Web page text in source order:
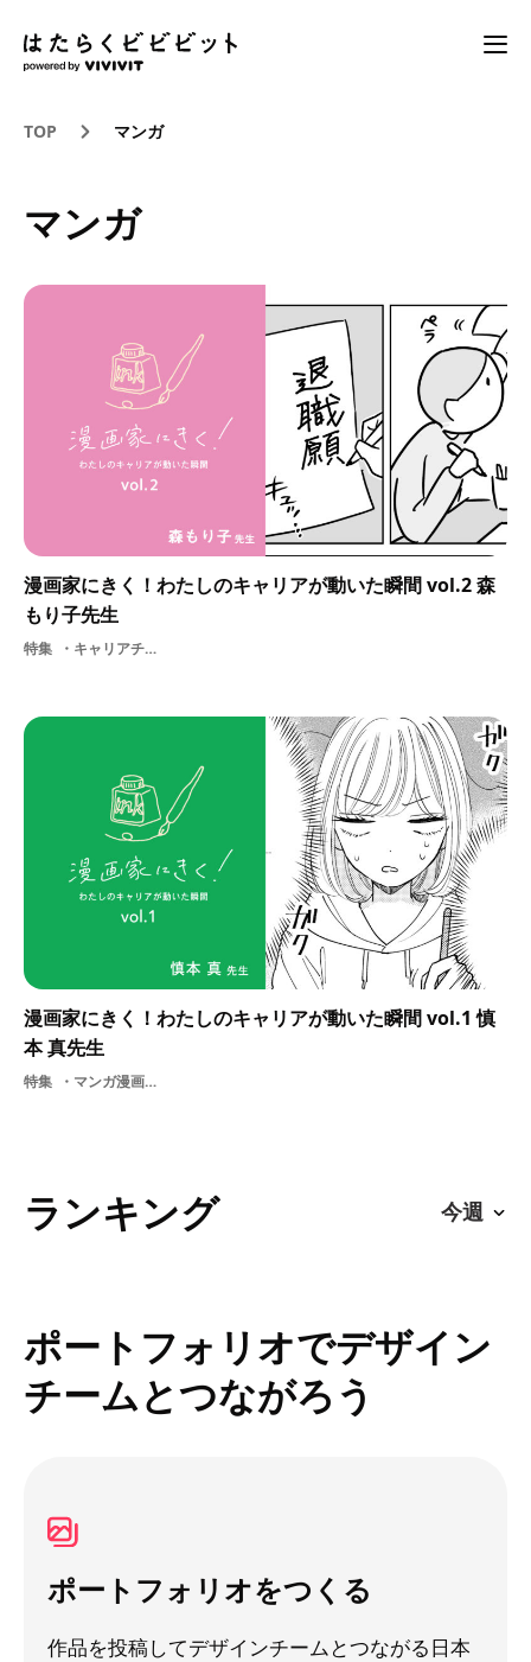
TOP マンガ
マンガ
漫画家にきく！わたしのキャリアが動いた瞬間 vol.2 森
もり子先生
特集 キャリアチェンジマンガ制作現場漫画漫画家漫画家のキャリア
漫画家にきく！わたしのキャリアが動いた瞬間 vol.1 慎
本 真先生
特集 マンガ漫画漫画家漫画家のキャリア
ランキング
ポートフォリオでデザイン
チームとつながろう
ポートフォリオをつくる
作品を投稿してデザインチームとつながる日本